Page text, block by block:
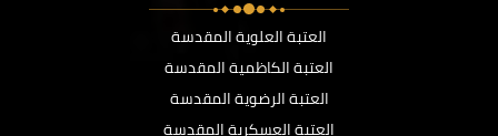
العتبة العلوية المقدسة
العتبة الكاظمية المقدسة
العتبة الرضوية المقدسة
العتبة العسكرية المقدسة